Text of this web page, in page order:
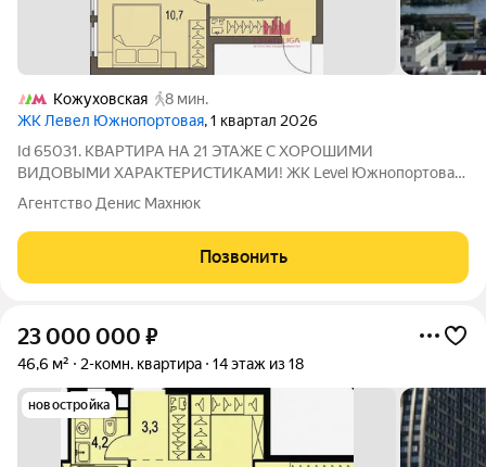
Кожуховская
8 мин.
ЖК Левел Южнопортовая, 1 квартал 2026
Id 65031. КВАРТИРА НА 21 ЭТАЖЕ С ХОРОШИМИ
ВИДОВЫМИ ХАРАКТЕРИСТИКАМИ! ЖК Level Южнопортовая
Корпус 4 Комфортный 21 этаж из 24 Ключи получены!
Предлагается квартира площадью 38 м на высоком 21-м этаже.
Отличный вариант для тех, кто хочет жить на
Агентство Денис Махнюк
Позвонить
23 000 000 ₽
46,6 м² 2-комн. квартира 14 этаж из 18
новостройка